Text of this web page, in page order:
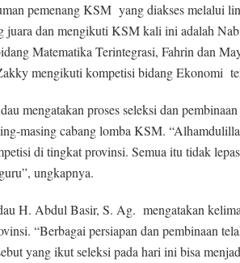
pemenang KSM yang diakses melalui
dan mengikuti KSM kali ini adalah
Matematika Terintegrasi, Fahrin dan
mengikuti kompetisi bidang Ekonomi
mengatakan proses seleksi dan
masing cabang lomba KSM.
di tingkat provinsi. Semua itu tidak
ungkapnya.
H. Abdul Basir, S. Ag. mengatakan
“Berbagai persiapan dan pembinaan
yang ikut seleksi pada hari ini bisa